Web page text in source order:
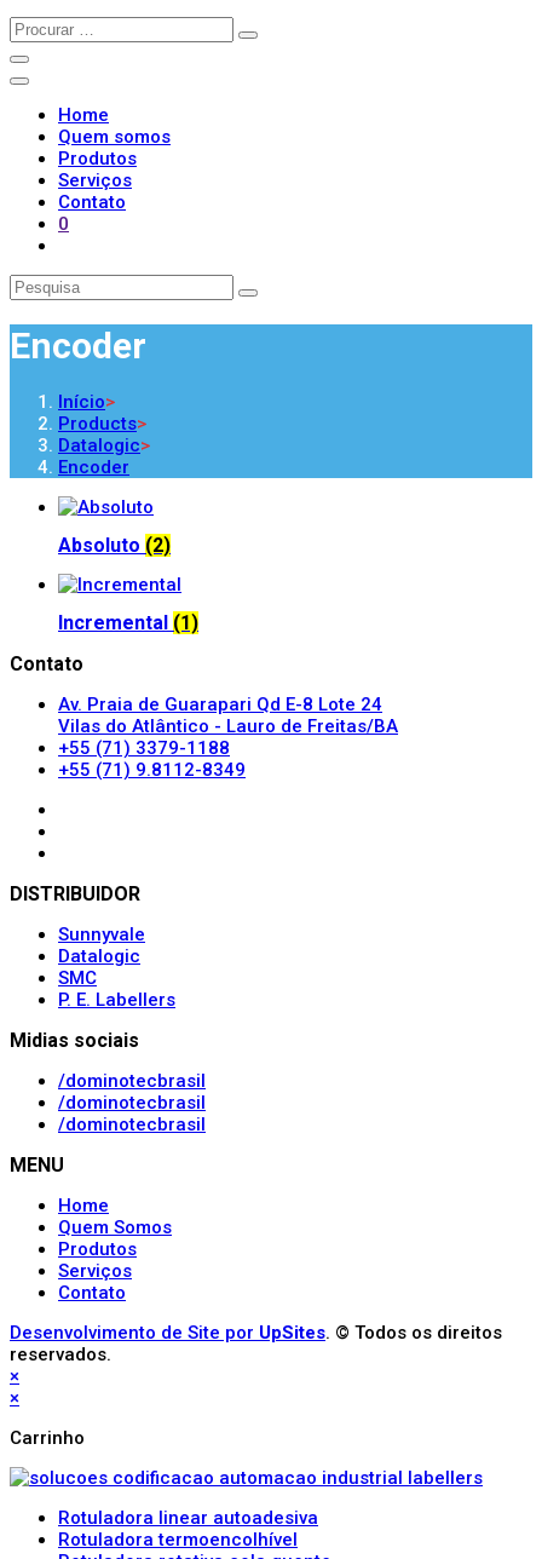
Home
Quem somos
Produtos
Serviços
Contato
0
Encoder
Início>
Products>
Datalogic>
Encoder
Absoluto (2)
Incremental (1)
Contato
Av. Praia de Guarapari Qd E-8 Lote 24
Vilas do Atlântico - Lauro de Freitas/BA
+55 (71) 3379-1188
+55 (71) 9.8112-8349
DISTRIBUIDOR
Sunnyvale
Datalogic
SMC
P. E. Labellers
Midias sociais
/dominotecbrasil
/dominotecbrasil
/dominotecbrasil
MENU
Home
Quem Somos
Produtos
Serviços
Contato
Desenvolvimento de Site por UpSites. © Todos os direitos
reservados.
×
×
Carrinho
Rotuladora linear autoadesiva
Rotuladora termoencolhível